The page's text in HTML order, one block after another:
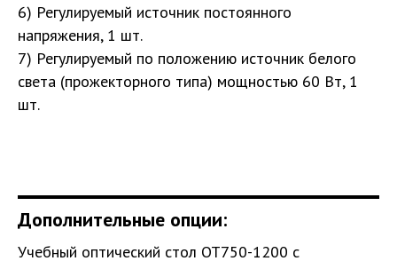
6) Регулируемый источник постоянного
напряжения, 1 шт.
7) Регулируемый по положению источник белого
света (прожекторного типа) мощностью 60 Вт, 1
шт.
Дополнительные опции:
Учебный оптический стол ОТ750-1200 с